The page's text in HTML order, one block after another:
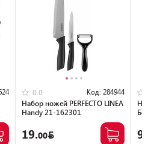
0.0 Код: 284944
Набор ножей PERFECTO LINEA
Handy 21-162301
19.00